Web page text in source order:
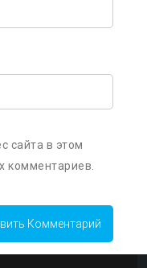
сайта в этом
комментариев.